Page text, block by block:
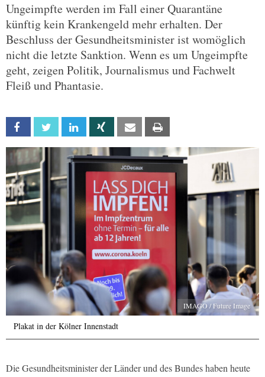
Ungeimpfte werden im Fall einer Quarantäne
künftig kein Krankengeld mehr erhalten. Der
Beschluss der Gesundheitsminister ist womöglich
nicht die letzte Sanktion. Wenn es um Ungeimpfte
geht, zeigen Politik, Journalismus und Fachwelt
Fleiß und Phantasie.
Facebook Twitter Linkedin Xing Email
IMAGO / Future Image
Plakat in der Kölner Innenstadt
Die Gesundheitsminister der Länder und des Bundes haben heute